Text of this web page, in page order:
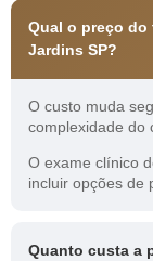
Qual o preço
Jardins SP?
O custo muda
complexidade do
O exame clínico
incluir opções de
Quanto custa a